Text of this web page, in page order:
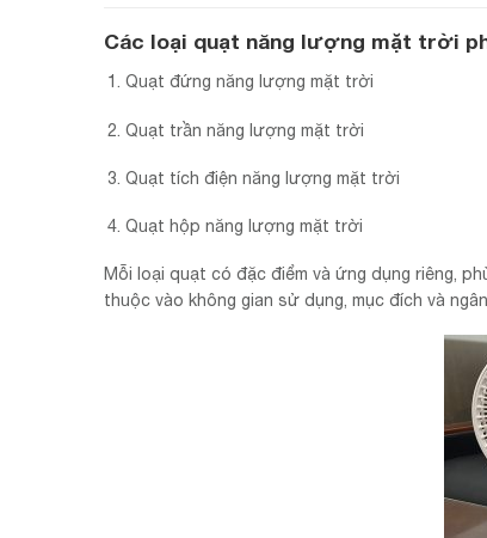
Các loại quạt năng lượng mặt trời
Quạt đứng năng lượng mặt trời
Quạt trần năng lượng mặt trời
Quạt tích điện năng lượng mặt trời
Quạt hộp năng lượng mặt trời
Mỗi loại quạt có đặc điểm và ứng dụng riêng,
thuộc vào không gian sử dụng, mục đích và